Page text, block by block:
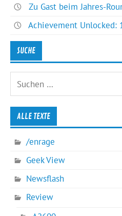
Zu Gast beim Jahres-
Achievement Unlocked:
SUCHE
ALLE TEXTE
/enrage
Geek View
Newsflash
Review